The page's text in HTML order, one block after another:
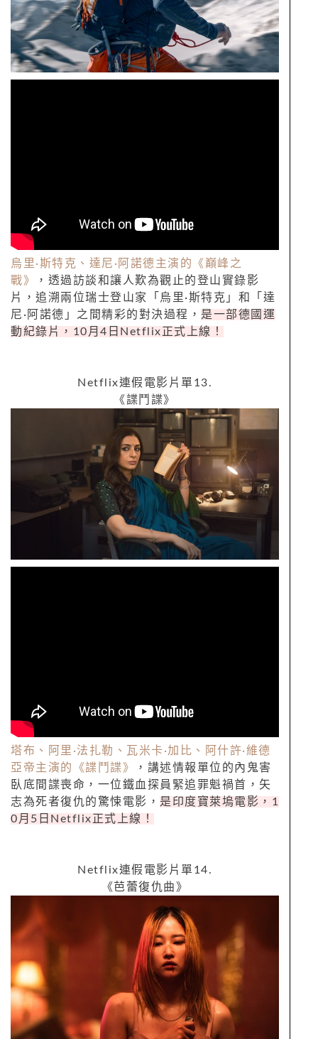
烏里·斯特克、達尼 · 阿諾德主演的《巔峰之
戰》
，透過訪談和讓人歎為觀止的登山實錄影
片，追溯兩位瑞士登山家「烏里·斯特克」和「達
尼 · 阿諾德」之間精彩的對決過程， 是一部德國運
動紀錄片， 10 月 4 日 Netflix 正式上線！
Netflix連假電影片單13.
《諜鬥諜》
塔布、阿里 ·法扎勒、瓦米卡·加比、阿什許·維德
亞帝主演的《諜鬥諜》
，講述情報單位的內鬼害
臥底間諜喪命，一位鐵血探員緊追罪魁禍首，矢
志為死者復仇的驚悚電影， 是印度寶萊塢電影， 1
0 月 5 日 Netflix正式上線！
Netflix連假電影片單14.
《芭蕾復仇曲》